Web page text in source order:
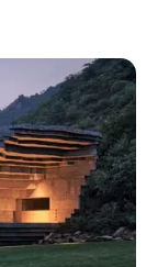
del anime
videojuego
tragedia:
a su tío en